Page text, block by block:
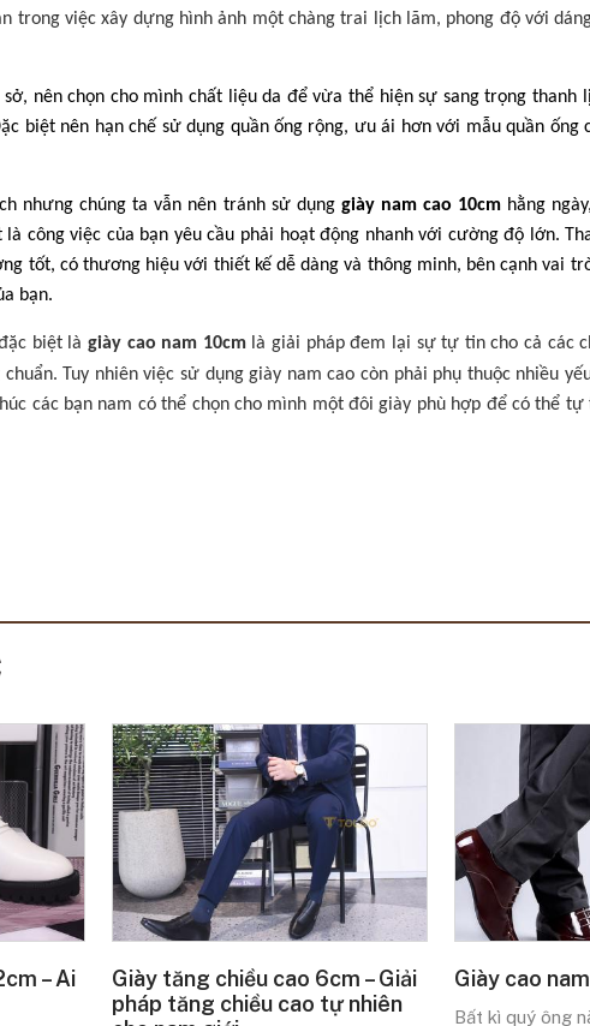
trong việc xây dựng hình ảnh một chàng trai lịch lãm, phong độ với
nên chọn cho mình chất liệu da để vừa thể hiện sự sang trọng thanh
biệt nên hạn chế sử dụng quần ống rộng, ưu ái hơn với mẫu quần ống
nhưng chúng ta vẫn nên tránh sử dụng giày nam cao 10cmhằng
công việc của bạn yêu cầu phải hoạt động nhanh với cường độ lớn.
tốt, có thương hiệu với thiết kế dễ dàng và thông minh, bên cạnh vai
bạn.
biệt là giày cao nam 10cmlà giải pháp đem lại sự tự tin cho cả các
Tuy nhiên việc sử dụng giày nam cao còn phải phụ thuộc nhiều
các bạn nam có thể chọn cho mình một đôi giày phù hợp để có thể
– Ai
Giày tăng chiều cao 6cm – Giải
pháp tăng chiều cao tự nhiên
Giày cao
Bất kì quý ông